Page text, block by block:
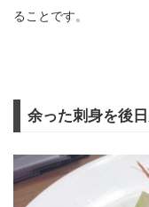
ることです。
余った刺身を後